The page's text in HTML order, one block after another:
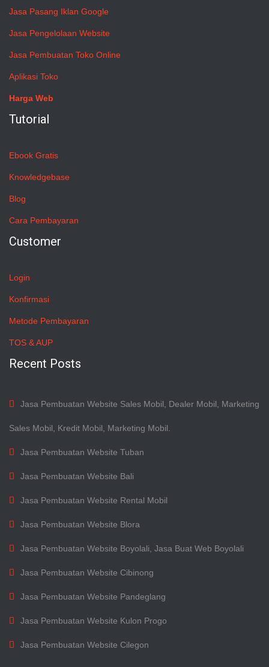
Jasa Pasang Iklan Google
Jasa Pengelolaan Website
Jasa Pembuatan Toko Online
Aplikasi Toko
Harga Web
Tutorial
Ebook Gratis
Knowledgebase
Blog
Cara Pembayaran
Customer
Login
Konfirmasi
Metode Pembayaran
TOS & AUP
Recent Posts
Jasa Pembuatan Website Sales Mobil, Dealer Mobil, Marketing
Sales Mobil, Kredit Mobil, Marketing Mobil.
Jasa Pembuatan Website Tuban
Jasa Pembuatan Website Bali
Jasa Pembuatan Website Rental Mobil
Jasa Pembuatan Website Blora
Jasa Pembuatan Website Boyolali, Jasa Buat Web Boyolali
Jasa Pembuatan Website Cibinong
Jasa Pembuatan Website Pandeglang
Jasa Pembuatan Website Kulon Progo
Jasa Pembuatan Website Cilegon